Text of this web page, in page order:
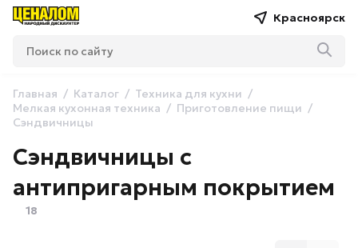
Красноярск
Главная Каталог
Техника для кухни
Мелкая кухонная техника
Приготовление пищи
Сэндвичницы
Сэндвичницы с
антипригарным покрытием
18